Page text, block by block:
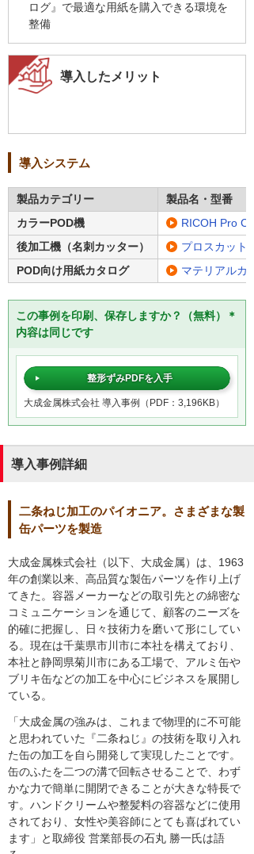
ログ』で最適な用紙を購入できる環境を
整備
導入したメリット
導入システム
製品カテゴリー
製品名・型番
カラーPOD機
RICOH Pro
後加工機（名刺カッター）
プロスカット
POD向け用紙カタログ
マテリアルカ
この事例を印刷、保存しますか？（無料）＊
内容は同じです
整形ずみPDFを入手
大成金属株式会社 導入事例（PDF：3,196KB）
導入事例詳細
二条ねじ加工のパイオニア。さまざまな製
缶パーツを製造
大成金属株式会社（以下、大成金属）は、1963
年の創業以来、高品質な製缶パーツを作り上げ
てきた。容器メーカーなどの取引先との綿密な
コミュニケーションを通じて、顧客のニーズを
的確に把握し、日々技術力を磨いて形にしてい
る。現在は千葉県市川市に本社を構えており、
本社と静岡県菊川市にある工場で、アルミ缶や
ブリキ缶などの加工を中心にビジネスを展開し
ている。
「大成金属の強みは、これまで物理的に不可能
と思われていた『二条ねじ』の技術を取り入れ
た缶の加工を自ら開発して実現したことです。
缶のふたを二つの溝で回転させることで、わず
かな力で簡単に開閉できることが大きな特長で
す。ハンドクリームや整髪料の容器などに使用
されており、女性や美容師にとても喜ばれてい
ます」と取締役 営業部長の石丸 勝一氏は語